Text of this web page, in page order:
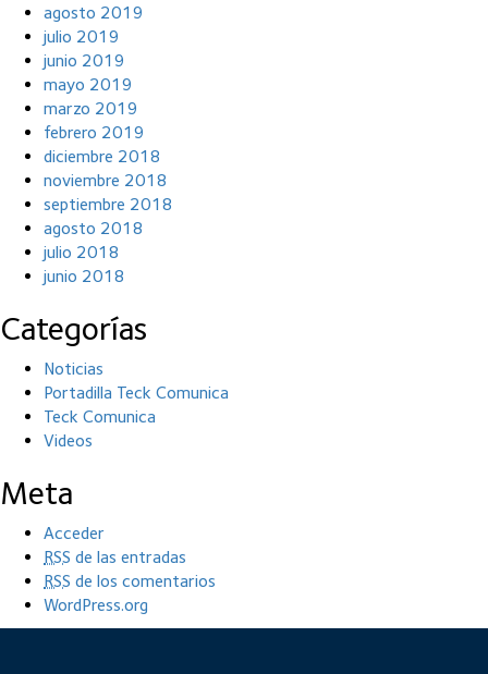
agosto 2019
julio 2019
junio 2019
mayo 2019
marzo 2019
febrero 2019
diciembre 2018
noviembre 2018
septiembre 2018
agosto 2018
julio 2018
junio 2018
Categorías
Noticias
Portadilla Teck Comunica
Teck Comunica
Videos
Meta
Acceder
RSS de las entradas
RSS de los comentarios
WordPress.org